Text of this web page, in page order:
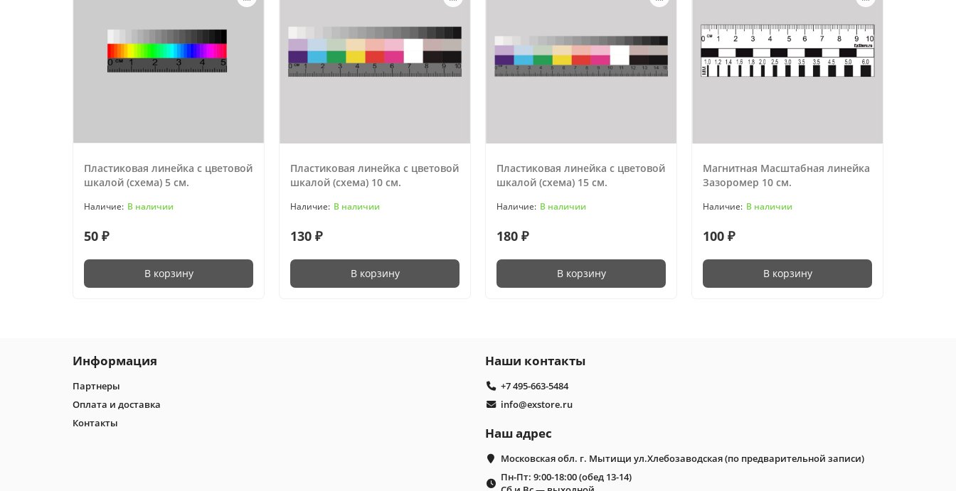
Пластиковая линейка с цветовой
шкалой (схема) 5 см.
В наличии
50 ₽
В корзину
Пластиковая линейка с цветовой
шкалой (схема) 10 см.
В наличии
130 ₽
В корзину
Пластиковая линейка с цветовой
шкалой (схема) 15 см.
В наличии
180 ₽
В корзину
Магнитная Масштабная линейка
Зазоромер 10 см.
В наличии
100 ₽
В корзину
Информация
Партнеры
Оплата и доставка
Контакты
Наши контакты
+7 495-663-5484
info@exstore.ru
Наш адрес
Московская обл. г. Мытищи ул.Хлебозаводская (по предварительной записи)
Пн-Пт: 9:00-18:00 (обед 13-14)